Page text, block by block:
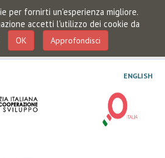
per fornirti un'esperienza migliore.
accetti l'utilizzo dei cookie da
OK Approfondisci
ENGLISH